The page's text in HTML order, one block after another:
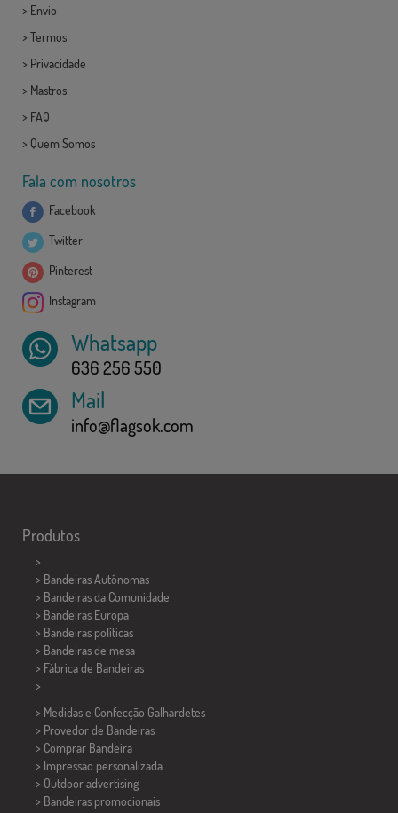
> Envio
> Termos
> Privacidade
> Mastros
> FAQ
> Quem Somos
Fala com nosotros
Facebook
Twitter
Pinterest
Instagram
Whatsapp
636 256 550
Mail
info@flagsok.com
Produtos
>
> Bandeiras Autônomas
> Bandeiras da Comunidade
> Bandeiras Europa
> Bandeiras políticas
> Bandeiras de mesa
> Fábrica de Bandeiras
>
> Medidas e Confecção Galhardetes
> Provedor de Bandeiras
> Comprar Bandeira
> Impressão personalizada
> Outdoor advertising
> Bandeiras promocionais